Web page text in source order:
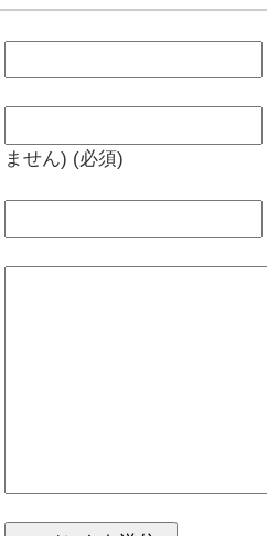
ません) (必須)